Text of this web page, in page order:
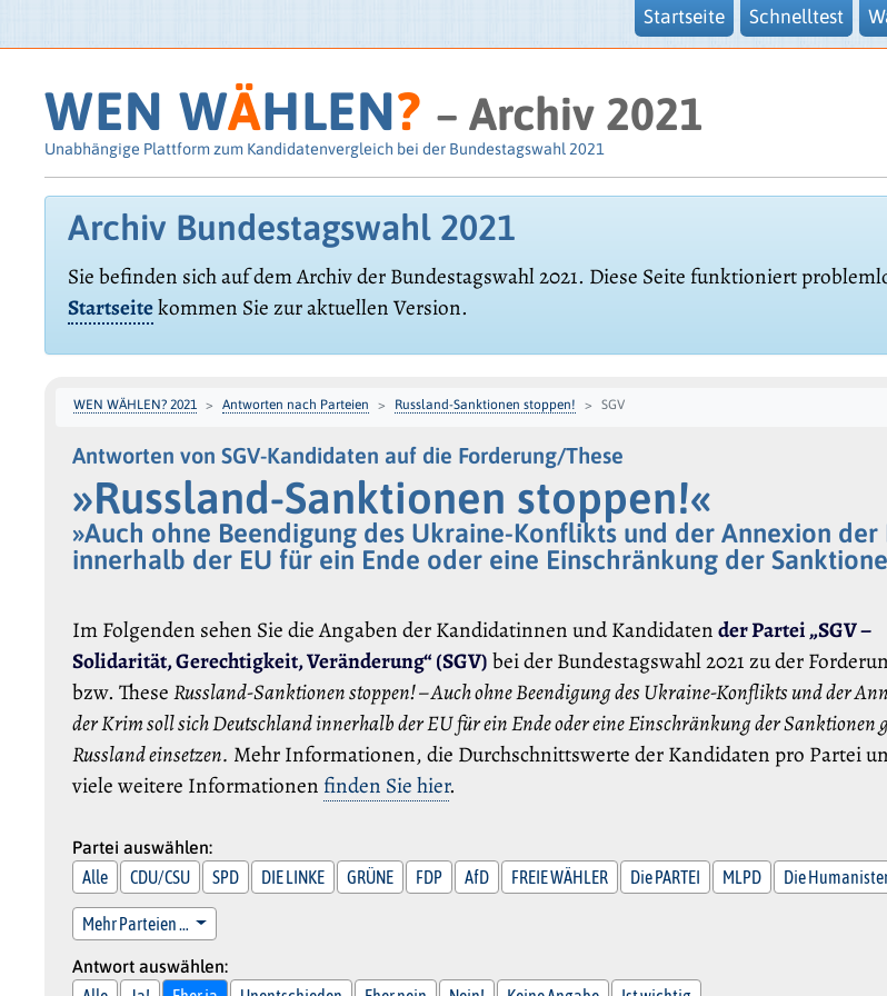
Startseite Schnelltest
WEN WÄHLEN? – Archiv 2021
Unabhängige Plattform zum Kandidatenvergleich bei der Bundestagswahl 2021
Archiv Bundestagswahl 2021
Sie befinden sich auf dem Archiv der Bundestagswahl 2021. Diese Seite funktioniert
Startseitekommen Sie zur aktuellen Version.
WEN WÄHLEN? 2021 Antworten nach Parteien Russland-Sanktionen stoppen! SGV
Antworten von SGV-Kandidaten auf die Forderung/These
»Russland-Sanktionen stoppen!«
»Auch ohne Beendigung des Ukraine-Konflikts und der Annexion
innerhalb der EU für ein Ende oder eine Einschränkung der
Im Folgenden sehen Sie die Angaben der Kandidatinnen und Kandidatender Partei „SGV –
Solidarität, Gerechtigkeit, Veränderung“ (SGV)bei der Bundestagswahl 2021 zu der
bzw. TheseRussland-Sanktionen stoppen! – Auch ohne Beendigung des Ukraine-Konflikts und der
der Krim soll sich Deutschland innerhalb der EU für ein Ende oder eine Einschränkung der Sanktionen
Russland einsetzen. Mehr Informationen, die Durchschnittswerte der Kandidaten pro Partei
viele weitere Informationen finden Sie hier.
Partei auswählen:
Alle
CDU/CSU SPD DIE LINKE GRÜNE FDP AfD FREIE WÄHLER Die PARTEI MLPD Die
Mehr Parteien …
Antwort auswählen: